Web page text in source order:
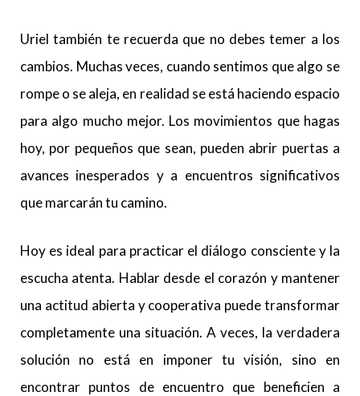
Uriel también te recuerda que no debes temer a los
cambios. Muchas veces, cuando sentimos que algo se
rompe o se aleja, en realidad se está haciendo espacio
para algo mucho mejor. Los movimientos que hagas
hoy, por pequeños que sean, pueden abrir puertas a
avances inesperados y a encuentros significativos
que marcarán tu camino.
Hoy es ideal para practicar el diálogo consciente y la
escucha atenta. Hablar desde el corazón y mantener
una actitud abierta y cooperativa puede transformar
completamente una situación. A veces, la verdadera
solución no está en imponer tu visión, sino en
encontrar puntos de encuentro que beneficien a